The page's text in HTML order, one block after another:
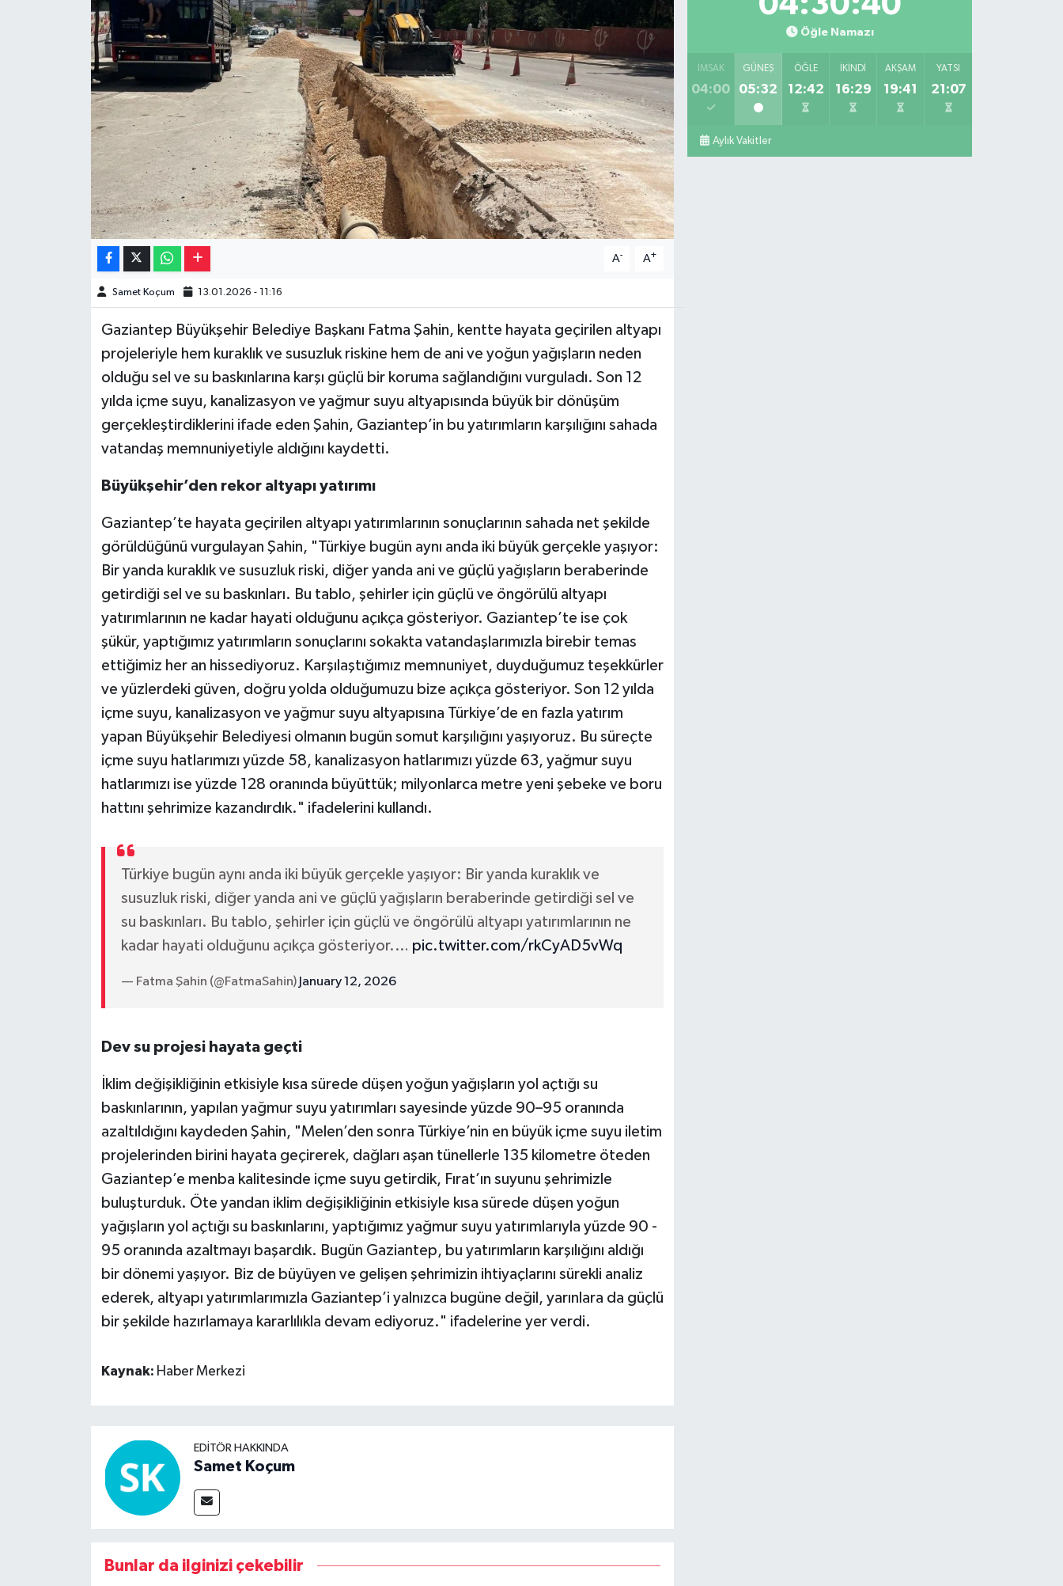
A- A+
Samet Koçum 13.01.2026 - 11:16
Gaziantep Büyükşehir Belediye Başkanı Fatma Şahin, kentte hayata geçirilen altyapı
projeleriyle hem kuraklık ve susuzluk riskine hem de ani ve yoğun yağışların neden
olduğu sel ve su baskınlarına karşı güçlü bir koruma sağlandığını vurguladı. Son 12
yılda içme suyu, kanalizasyon ve yağmur suyu altyapısında büyük bir dönüşüm
gerçekleştirdiklerini ifade eden Şahin, Gaziantep’in bu yatırımların karşılığını sahada
vatandaş memnuniyetiyle aldığını kaydetti.
Büyükşehir’den rekor altyapı yatırımı
Gaziantep’te hayata geçirilen altyapı yatırımlarının sonuçlarının sahada net şekilde
görüldüğünü vurgulayan Şahin, "Türkiye bugün aynı anda iki büyük gerçekle yaşıyor:
Bir yanda kuraklık ve susuzluk riski, diğer yanda ani ve güçlü yağışların beraberinde
getirdiği sel ve su baskınları. Bu tablo, şehirler için güçlü ve öngörülü altyapı
yatırımlarının ne kadar hayati olduğunu açıkça gösteriyor. Gaziantep’te ise çok
şükür, yaptığımız yatırımların sonuçlarını sokakta vatandaşlarımızla birebir temas
ettiğimiz her an hissediyoruz. Karşılaştığımız memnuniyet, duyduğumuz teşekkürler
ve yüzlerdeki güven, doğru yolda olduğumuzu bize açıkça gösteriyor. Son 12 yılda
içme suyu, kanalizasyon ve yağmur suyu altyapısına Türkiye’de en fazla yatırım
yapan Büyükşehir Belediyesi olmanın bugün somut karşılığını yaşıyoruz. Bu süreçte
içme suyu hatlarımızı yüzde 58, kanalizasyon hatlarımızı yüzde 63, yağmur suyu
hatlarımızı ise yüzde 128 oranında büyüttük; milyonlarca metre yeni şebeke ve boru
hattını şehrimize kazandırdık." ifadelerini kullandı.
Türkiye bugün aynı anda iki büyük gerçekle yaşıyor: Bir yanda kuraklık ve
susuzluk riski, diğer yanda ani ve güçlü yağışların beraberinde getirdiği sel ve
su baskınları. Bu tablo, şehirler için güçlü ve öngörülü altyapı yatırımlarının ne
kadar hayati olduğunu açıkça gösteriyor.… pic.twitter.com/rkCyAD5vWq
— Fatma Şahin (@FatmaSahin) January 12, 2026
Dev su projesi hayata geçti
İklim değişikliğinin etkisiyle kısa sürede düşen yoğun yağışların yol açtığı su
baskınlarının, yapılan yağmur suyu yatırımları sayesinde yüzde 90–95 oranında
azaltıldığını kaydeden Şahin, "Melen’den sonra Türkiye’nin en büyük içme suyu iletim
projelerinden birini hayata geçirerek, dağları aşan tünellerle 135 kilometre öteden
Gaziantep’e menba kalitesinde içme suyu getirdik, Fırat’ın suyunu şehrimizle
buluşturduk. Öte yandan iklim değişikliğinin etkisiyle kısa sürede düşen yoğun
yağışların yol açtığı su baskınlarını, yaptığımız yağmur suyu yatırımlarıyla yüzde 90 -
95 oranında azaltmayı başardık. Bugün Gaziantep, bu yatırımların karşılığını aldığı
bir dönemi yaşıyor. Biz de büyüyen ve gelişen şehrimizin ihtiyaçlarını sürekli analiz
ederek, altyapı yatırımlarımızla Gaziantep’i yalnızca bugüne değil, yarınlara da güçlü
bir şekilde hazırlamaya kararlılıkla devam ediyoruz." ifadelerine yer verdi.
Kaynak: Haber Merkezi
EDITÖR HAKKINDA
Samet Koçum
Bunlar da ilginizi çekebilir
Öğle Namazı
İMSAK
04:00
GÜNEŞ
05:32
ÖĞLE
12:42
İKINDI
16:29
AKŞAM
19:41
YATSI
21:07
Aylık Vakitler
Resmi İlanlar
Sinemalar
Teknoloji